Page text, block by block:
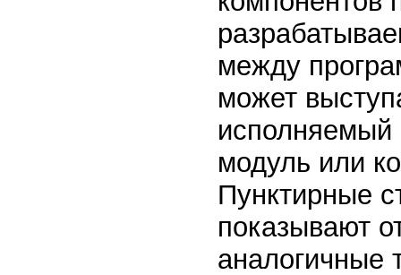
между
может
исполняемый
модуль или
Пунктирные
показывают
аналогичные